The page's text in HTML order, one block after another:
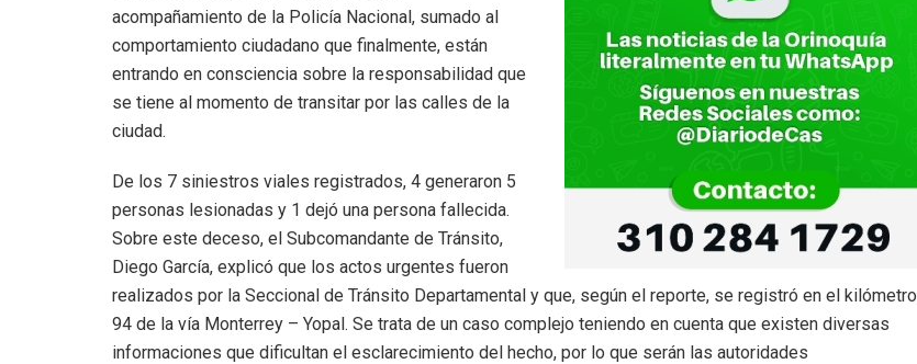
acompañamiento de la Policía Nacional, sumado al
comportamiento ciudadano que finalmente, están
entrando en consciencia sobre la responsabilidad que
se tiene al momento de transitar por las calles de la
ciudad.
De los 7 siniestros viales registrados, 4 generaron 5
personas lesionadas y 1 dejó una persona fallecida.
Sobre este deceso, el Subcomandante de Tránsito,
Diego García, explicó que los actos urgentes fueron
realizados por la Seccional de Tránsito Departamental y que, según el reporte, se registró en el kilómetro
94 de la vía Monterrey – Yopal. Se trata de un caso complejo teniendo en cuenta que existen diversas
informaciones que dificultan el esclarecimiento del hecho, por lo que serán las autoridades